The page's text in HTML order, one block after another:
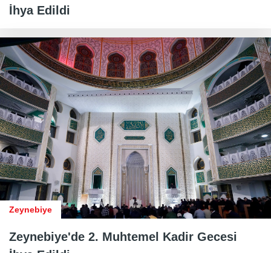
İhya Edildi
Zeynebiye
Zeynebiye'de 2. Muhtemel Kadir Gecesi